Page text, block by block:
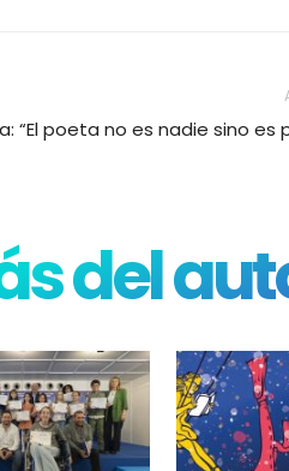
“El poeta no es nadie sino es
del